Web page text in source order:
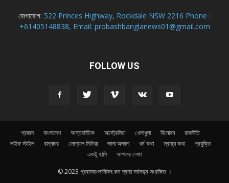
যোগাযোগ: 522 Princes Highway, Rockdale NSW 2216 Phone :
+61405148838, Email: probashbanglanews01@gmail.com
FOLLOW US
প্রচ্ছদ বাংলাদেশ আন্তর্জাতিক অস্ট্রেলিয়া খেলাধুলা বিনোদন
রাজনীতি
লাইফ স্টাইল
রান্নাঘর সোশ্যাল মিডিয়া জানা অজানা ধর্ম কথা স্বাস্থ্য কথা
প্রযুক্তি
একটু হাসি
আপনার লেখা
© 2023 প্রবাসবাংলানিউজ.কম দ্বারা সর্বসত্ত্ব সংরক্ষিত ।